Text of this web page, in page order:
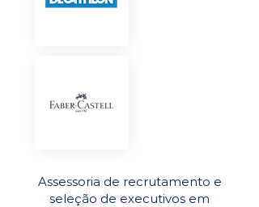
Assessoria de recrutamento e
seleção de executivos em